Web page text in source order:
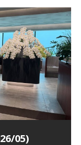
戦略パー
05)スワ
ァースト
ンナプー